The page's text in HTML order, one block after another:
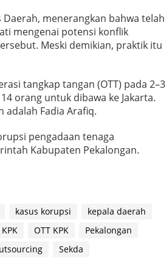
Daerah, menerangkan bahwa telah
mengenai potensi konflik
Meski demikian, praktik itu
tangkap tangan (OTT) pada 2–3
orang untuk dibawa ke Jakarta.
adalah Fadia Arafiq.
pengadaan tenaga
Kabupaten Pekalongan.
kasus korupsi
kepala daerah
KPK OTT KPK
Pekalongan
Sekda